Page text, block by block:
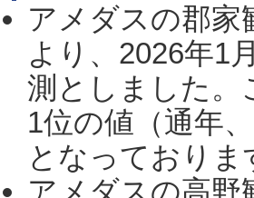
アメダスの郡家
より、2026年1
測としました。
1位の値（通年
となっており
アメダスの高野